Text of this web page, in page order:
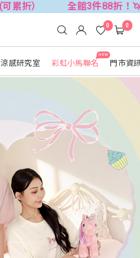
全館3件88折！🦄 滿$2500
涼感研究室
NEW
彩虹小馬聯名 門市資
0 0